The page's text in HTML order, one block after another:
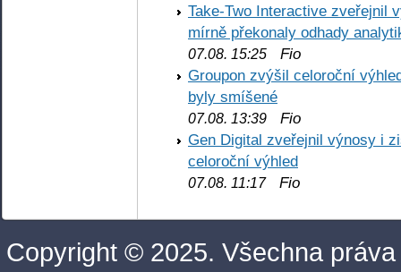
Take-Two Interactive zveřejnil
mírně překonaly odhady
07.08. 15:25 Fio
Groupon zvýšil celoroční
byly smíšené
07.08. 13:39 Fio
Gen Digital zveřejnil výnosy i
celoroční výhled
07.08. 11:17Fio
Copyright © 2025. Všechna práva